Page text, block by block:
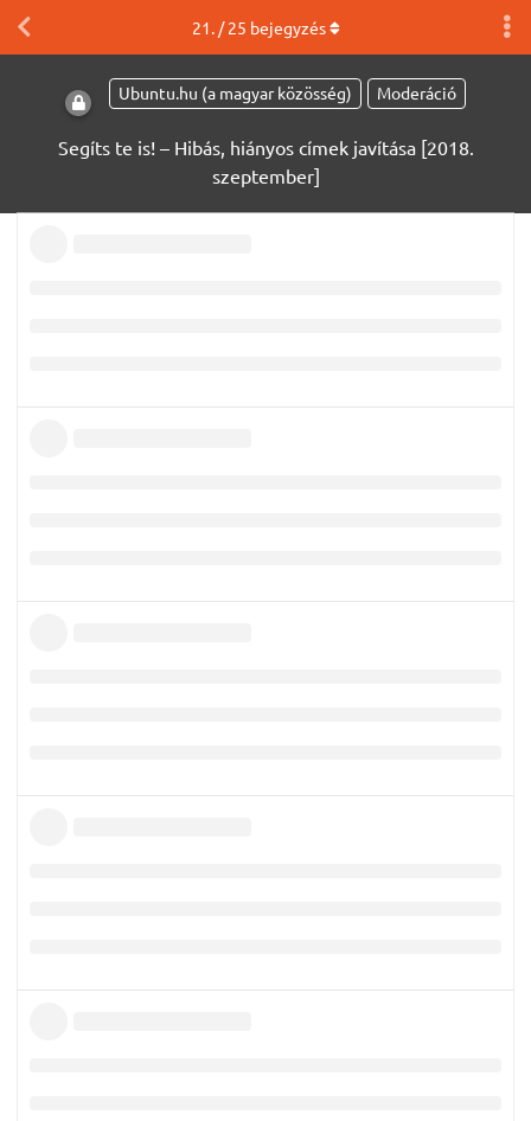
Ubuntu.hu (a magyar közösség) Moderáció
Segíts te is! – Hibás, hiányos címek javítása [2018.
szeptember]
21. /25 bejegyzés